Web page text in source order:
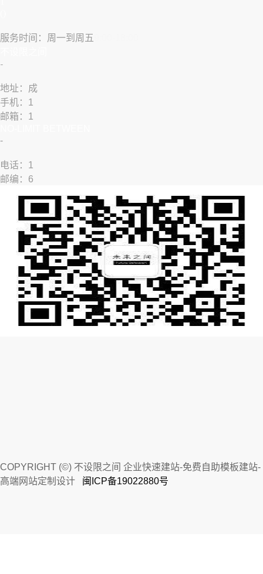
服务时间：周一到周五
​-
地址：成
手机：1
邮箱：1
​-
​​电话：1
邮编：6
COPYRIGHT (©) 不设限之间 企业快速建站-免费自助模板建站-
高端网站定制设计
闽ICP备19022880号